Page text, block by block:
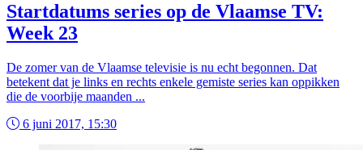
Startdatums series op de Vlaamse TV:
Week 23
De zomer van de Vlaamse televisie is nu echt begonnen. Dat
betekent dat je links en rechts enkele gemiste series kan oppikken
die de voorbije maanden ...
6 juni 2017, 15:30